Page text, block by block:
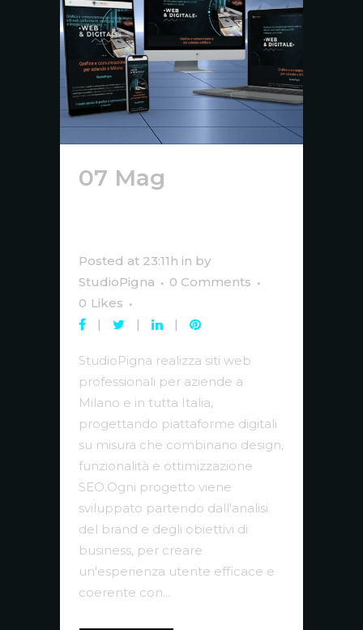
07 Mag
Posted at 23:11h in by
StudioPigna
0 Comments
0 Likes
StudioPigna realizza siti web
professionali per aziende a
Milano e in tutta Italia,
progettando piattaforme digitali
su misura che combinano design,
funzionalità e ottimizzazione
SEO.Ogni progetto viene
sviluppato partendo dall'analisi
del brand e degli obiettivi di
business, per creare
un'esperienza utente efficace e
coerente con...